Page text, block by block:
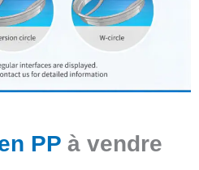
PP à vendre